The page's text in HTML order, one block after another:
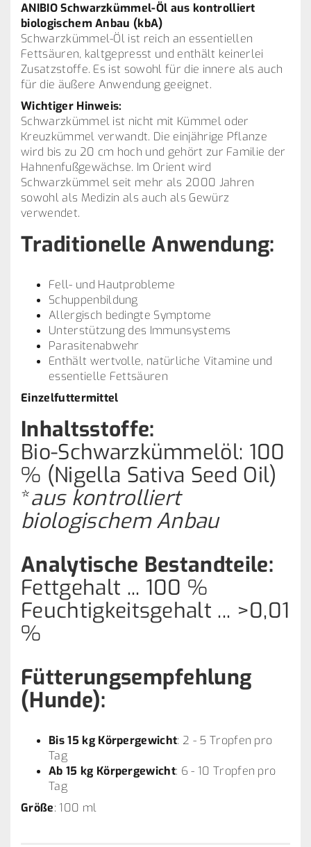
ANIBIO Schwarzkümmel-Öl aus kontrolliert
biologischem Anbau (kbA)
Schwarzkümmel-Öl ist reich an essentiellen
Fettsäuren, kaltgepresst und enthält keinerlei
Zusatzstoffe. Es ist sowohl für die innere als auch
für die äußere Anwendung geeignet.
Wichtiger Hinweis:
Schwarzkümmel ist nicht mit Kümmel oder
Kreuzkümmel verwandt. Die einjährige Pflanze
wird bis zu 20 cm hoch und gehört zur Familie der
Hahnenfußgewächse. Im Orient wird
Schwarzkümmel seit mehr als 2000 Jahren
sowohl als Medizin als auch als Gewürz
verwendet.
Traditionelle Anwendung:
Fell- und Hautprobleme
Schuppenbildung
Allergisch bedingte Symptome
Unterstützung des Immunsystems
Parasitenabwehr
Enthält wertvolle, natürliche Vitamine und
essentielle Fettsäuren
Einzelfuttermittel
Inhaltsstoffe:
Bio-Schwarzkümmelöl: 100
% (Nigella Sativa Seed Oil)
*aus kontrolliert
biologischem Anbau
Analytische Bestandteile:
Fettgehalt ... 100 %
​​Feuchtigkeitsgehalt ... >0,01
%
Fütterungsempfehlung
(Hunde):
Bis 15 kg Körpergewicht: 2 - 5 Tropfen pro
Tag
Ab 15 kg Körpergewicht: 6 - 10 Tropfen pro
Tag
Größe: 100 ml